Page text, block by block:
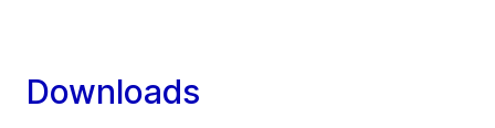
Downloads